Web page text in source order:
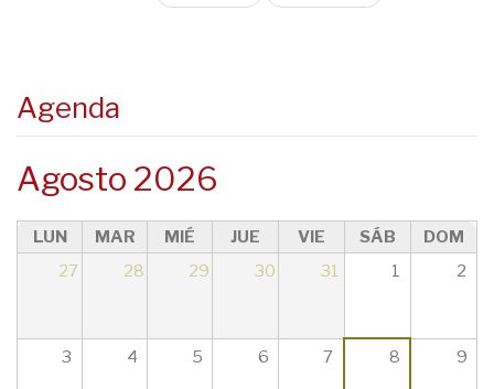
09
10
11
Agenda
Agosto 2026
LUN MAR MIÉ JUE VIE SÁB
DOM
27
28 29 30 31 1 2
3 4 5 6 7 8 9